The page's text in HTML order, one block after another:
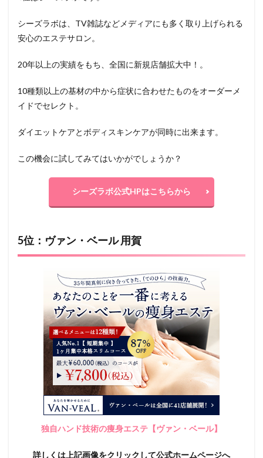
シーズラボは、TV雑誌などメディアにも多く取り上げられる
安心のエステサロン。
20年以上の実績をもち、全国に新規店舗拡大中！。
10種類以上の基材の中から症状に合わせたものをオーダーメ
イドでセレクト。
ダイエットケアとボディスキンケアが同時に出来ます。
この機会に試してみてはいかがでしょうか？
シーズラボ公式HPはこちらから
5位：ヴァン・ベール 用賀
独自ハンド技術の痩身エステ【ヴァン・ベール】
詳しくは上記画像をクリックして公式ホームページへ